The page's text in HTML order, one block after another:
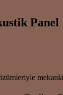
Panel